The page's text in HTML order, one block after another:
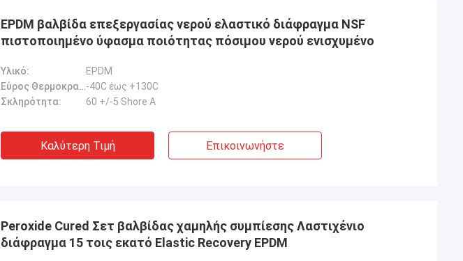
EPDM βαλβίδα επεξεργασίας νερού ελαστικό διάφραγμα NSF
πιστοποιημένο ύφασμα ποιότητας πόσιμου νερού ενισχυμένο
Υλικό:
EPDM
Εύρος Θερμοκρασίας:-40C έως +130C
Σκληρότητα:
60 +/-5 Shore A
Καλύτερη Τιμή Επικοινωνήστε
Peroxide Cured Σετ βαλβίδας χαμηλής συμπίεσης Λαστιχένιο
διάφραγμα 15 τοις εκατό Elastic Recovery EPDM